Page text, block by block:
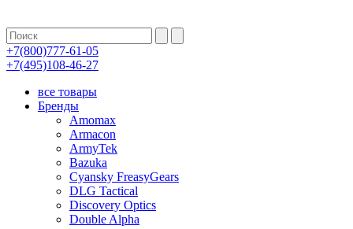
+7(800)777-61-05
+7(495)108-46-27
все товары
Бренды
Amomax
Armacon
ArmyTek
Bazuka
Cyansky FreasyGears
DLG Tactical
Discovery Optics
Double Alpha